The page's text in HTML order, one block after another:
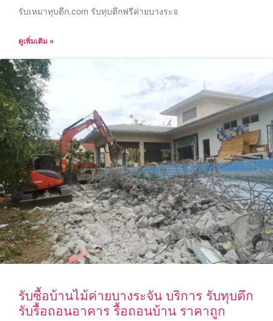
รับเหมาทุบตึก.com รับทุบตึกฟรีค่ายบางระจ
ดูเพิ่มเติม »
รับซื้อบ้านไม้ค่ายบางระจัน บริการ รับทุบตึก
รับรื้อถอนอาคาร รื้อถอนบ้าน ราคาถูก